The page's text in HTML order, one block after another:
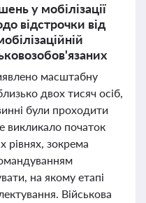
у мобілізації
відстрочки від
масштабну
двох тисяч осіб,
були проходити
викликало початок
рівнях, зокрема
на якому етапі
Військова